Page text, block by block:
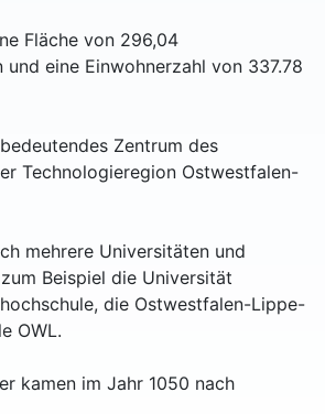
Fläche von 296,04
eine Einwohnerzahl von 337.78
Zentrum des
Technologieregion Ostwestfalen-
mehrere Universitäten und
Beispiel die Universität
die Ostwestfalen-Lippe-
OWL.
kamen im Jahr 1050 nach